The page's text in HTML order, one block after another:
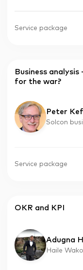
Service package
Business
for the war?
Peter
Solcon
Service package
OKR and KPI
Adugna
Haile